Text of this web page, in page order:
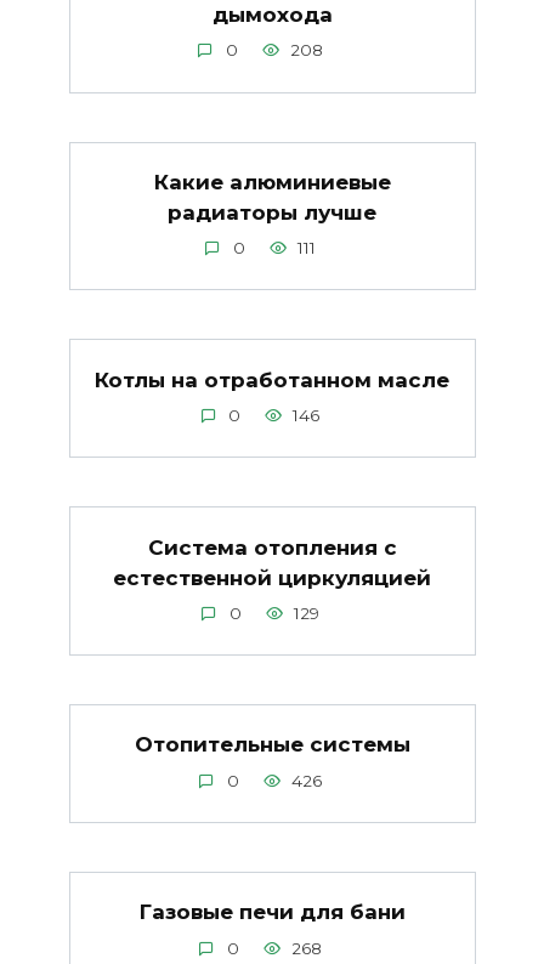
дымохода
0 208
Какие алюминиевые
радиаторы лучше
0 111
Котлы на отработанном масле
0 146
Система отопления с
естественной циркуляцией
0 129
Отопительные системы
0 426
Газовые печи для бани
0 268